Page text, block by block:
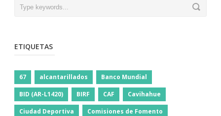
ETIQUETAS
67 alcantarillados Banco Mundial
BID (AR-L1420) BIRF CAF Cavihahue
Ciudad Deportiva Comisiones de Fomento